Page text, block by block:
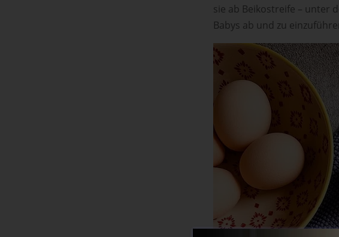
sie ab Beikostreife – unter
Babys ab und zu